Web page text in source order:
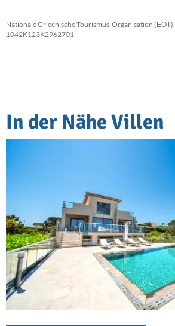
Nationale Griechische Tourismus-Organisation
1042K123K2962701
In der Nähe Villen